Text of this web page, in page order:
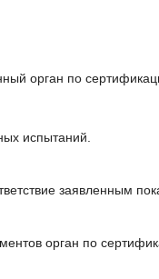
орган по
испытаний.
заявленным
орган по